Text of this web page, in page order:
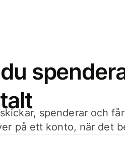
spenderar och
på ett konto, när det